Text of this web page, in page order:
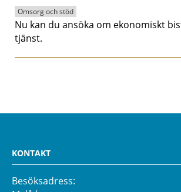
Omsorg och stöd
Nu kan du ansöka om ekonomiskt
tjänst.
KONTAKT
Besöksadress: